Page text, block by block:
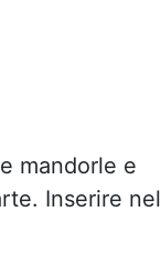
mandorle e
Inserire nel